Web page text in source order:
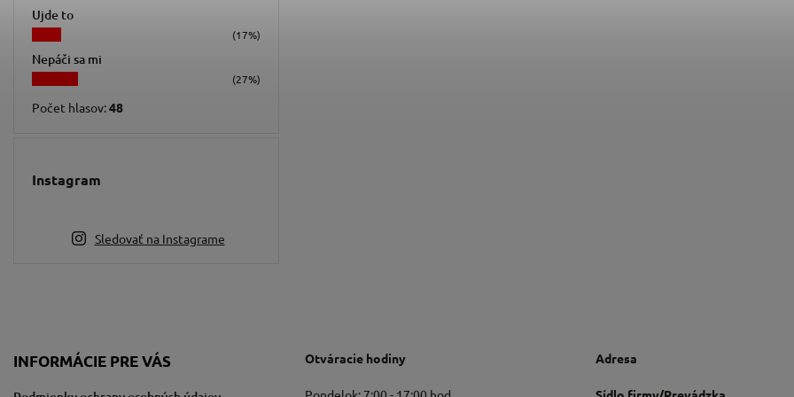
Ujde to
(17%)
Nepáči sa mi
(27%)
Počet hlasov:48
Instagram
Sledovať na Instagrame
INFORMÁCIE PRE VÁS Otváracie hodiny Adresa